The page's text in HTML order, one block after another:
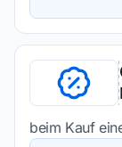
beim Kauf